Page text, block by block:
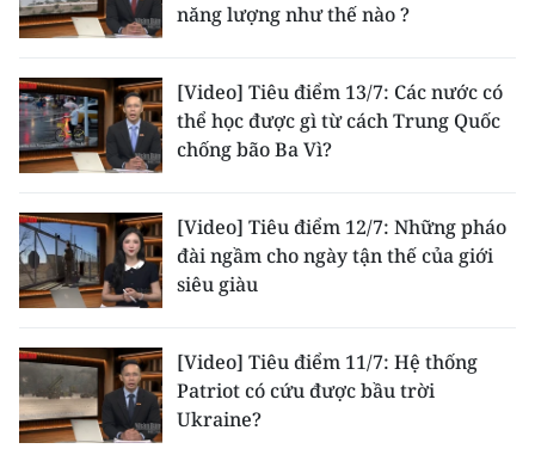
năng lượng như thế nào ?
[Video] Tiêu điểm 13/7: Các nước có
thể học được gì từ cách Trung Quốc
chống bão Ba Vì?
[Video] Tiêu điểm 12/7: Những pháo
đài ngầm cho ngày tận thế của giới
siêu giàu
[Video] Tiêu điểm 11/7: Hệ thống
Patriot có cứu được bầu trời
Ukraine?